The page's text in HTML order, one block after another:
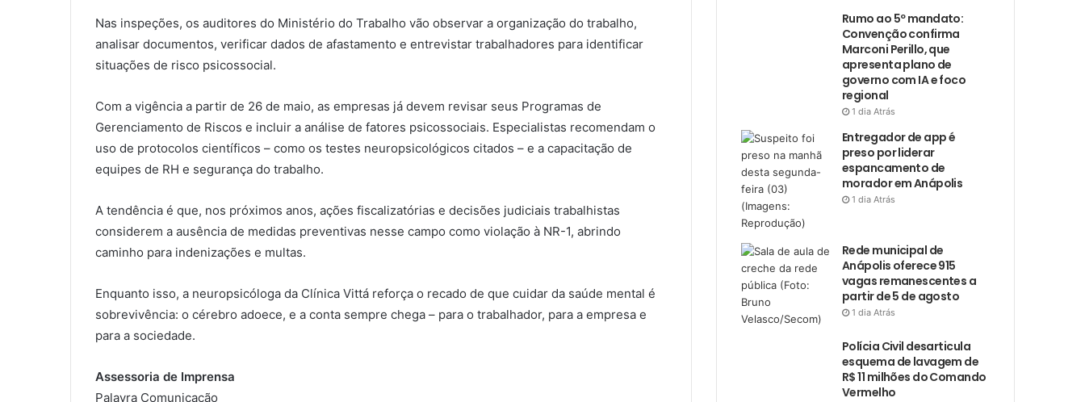
Nas inspeções, os auditores do Ministério do Trabalho vão observar a organização do trabalho,
analisar documentos, verificar dados de afastamento e entrevistar trabalhadores para identificar
situações de risco psicossocial.
Com a vigência a partir de 26 de maio, as empresas já devem revisar seus Programas de
Gerenciamento de Riscos e incluir a análise de fatores psicossociais. Especialistas recomendam o
uso de protocolos científicos – como os testes neuropsicológicos citados – e a capacitação de
equipes de RH e segurança do trabalho.
A tendência é que, nos próximos anos, ações fiscalizatórias e decisões judiciais trabalhistas
considerem a ausência de medidas preventivas nesse campo como violação à NR-1, abrindo
caminho para indenizações e multas.
Enquanto isso, a neuropsicóloga da Clínica Vittá reforça o recado de que cuidar da saúde mental é
sobrevivência: o cérebro adoece, e a conta sempre chega – para o trabalhador, para a empresa e
para a sociedade.
Assessoria de Imprensa
Palavra Comunicação
Rumo ao 5º mandato:
Convenção confirma
Marconi Perillo, que
apresenta plano de
governo com IA e foco
regional
1 dia Atrás
Entregador de app é
preso por liderar
espancamento de
morador em Anápolis
1 dia Atrás
Rede municipal de
Anápolis oferece 915
vagas remanescentes a
partir de 5 de agosto
1 dia Atrás
Polícia Civil desarticula
esquema de lavagem de
R$ 11 milhões do Comando
Vermelho